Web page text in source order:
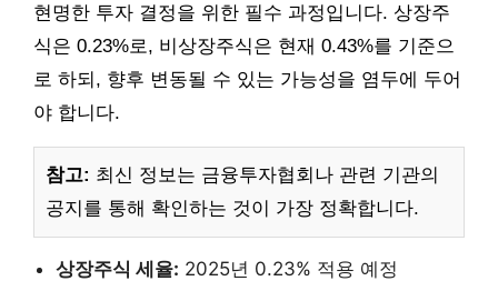
현명한 투자 결정을 위한 필수 과정입니다. 상장주
식은 0.23%로, 비상장주식은 현재 0.43%를 기준으
로 하되, 향후 변동될 수 있는 가능성을 염두에 두어
야 합니다.
참고: 최신 정보는 금융투자협회나 관련 기관의
공지를 통해 확인하는 것이 가장 정확합니다.
상장주식 세율: 2025년 0.23% 적용 예정